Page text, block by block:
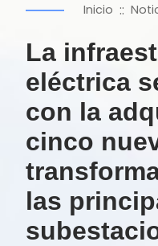
Inicio ::
La
eléctrica
con la
cinco
las